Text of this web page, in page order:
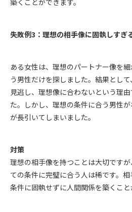
築くことができます。
失敗例3：理想の相手像に固執しすぎ
ある女性は、理想のパートナー像を
う男性だけを探しました。結果とし
見逃し、理想像に合わないという理
た。しかし、理想の条件に合う男性
が長引いてしまいました。
対策
理想の相手像を持つことは大切です
ての条件に完璧に合う人は稀です。相
条件に固執せずに人間関係を築くこと